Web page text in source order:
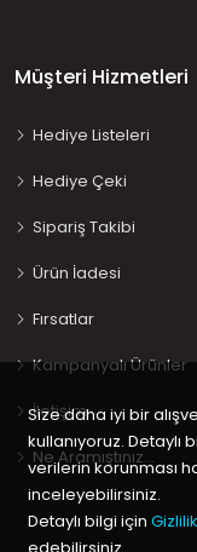
Müşteri Hizmetleri
Hediye Listeleri
Hediye Çeki
Sipariş Takibi
Ürün İadesi
Fırsatlar
Kampanyalı Ürünler
İletişim
Ne Aramıştınız…
Size daha iyi bir
kullanıyoruz. Detaylı
verilerin korunması
inceleyebilirsiniz.
Detaylı bilgi için